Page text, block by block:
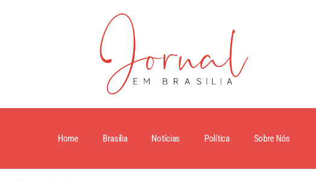
Home Brasilia Notícias Política Sobre Nós